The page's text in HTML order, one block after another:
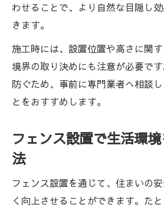
わせることで、より自然な目隠し
きます。
施工時には、設置位置や高さに関
境界の取り決めにも注意が必要で
防ぐため、事前に専門業者へ相談
とをおすすめします。
フェンス設置で生活環
法
フェンス設置を通じて、住まいの
く向上させることができます。た